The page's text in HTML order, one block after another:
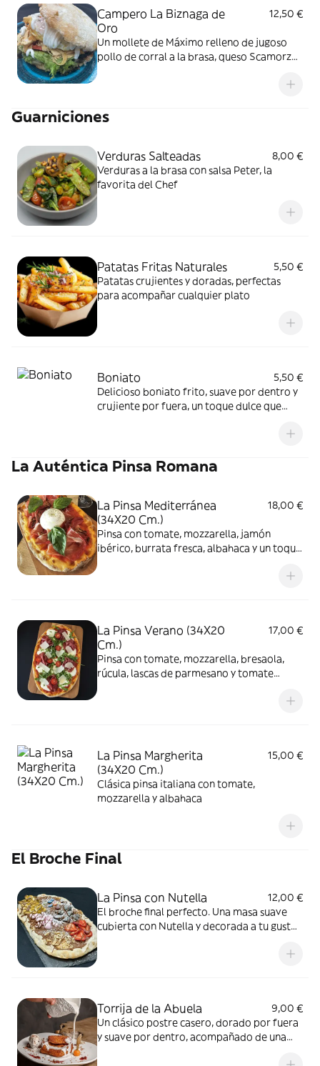
Campero La Biznaga de
Oro
12,50 €
Un mollete de Máximo relleno de jugoso
pollo de corral a la brasa, queso Scamorza,
tomate ecológico. Todo ello, envuelto en
te harán volver por más!!!
Guarniciones
Verduras Salteadas
8,00 €
Verduras a la brasa con salsa Peter, la
favorita del Chef
Patatas Fritas Naturales
5,50 €
Patatas crujientes y doradas, perfectas
para acompañar cualquier plato
Boniato
5,50 €
Delicioso boniato frito, suave por dentro y
crujiente por fuera, un toque dulce que
La Auténtica Pinsa Romana
La Pinsa Mediterránea
(34X20 Cm.)
18,00 €
Pinsa con tomate, mozzarella, jamón
ibérico, burrata fresca, albahaca y un toque
La Pinsa Verano (34X20
Cm.)
17,00 €
Pinsa con tomate, mozzarella, bresaola,
rúcula, lascas de parmesano y tomate
La Pinsa Margherita
(34X20 Cm.)
15,00 €
Clásica pinsa italiana con tomate,
mozzarella y albahaca
El Broche Final
La Pinsa con Nutella
12,00 €
El broche final perfecto. Una masa suave
cubierta con Nutella y decorada a tu gusto.
Torrija de la Abuela
9,00 €
Un clásico postre casero, dorado por fuera
y suave por dentro, acompañado de una